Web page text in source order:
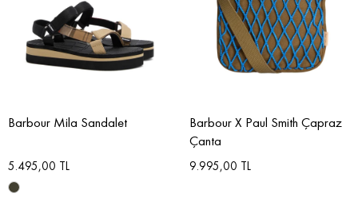
Barbour Mila Sandalet
5.495,00 TL
Barbour X Paul Smith Çapraz
Çanta
9.995,00 TL